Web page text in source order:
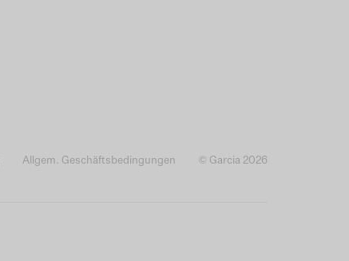
Allgem. Geschäftsbedingungen © Garcia 2026